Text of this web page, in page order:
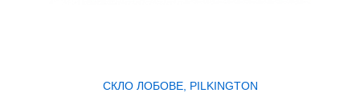
СКЛО ЛОБОВЕ, PILKINGTON